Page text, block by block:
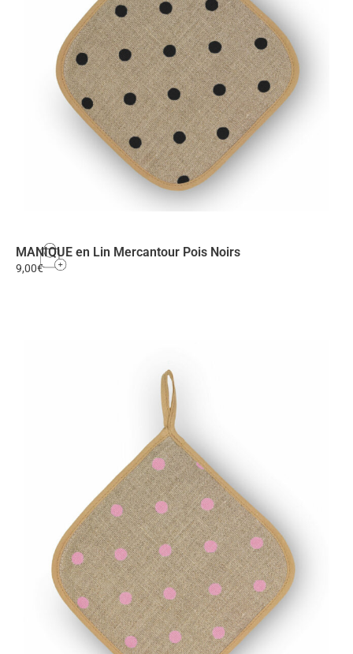
MANIQUE en Lin Mercantour Pois Noirs
9,00€